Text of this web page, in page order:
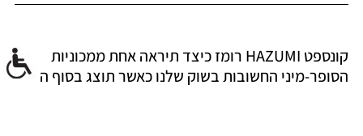
קונספט HAZUMI רומז כיצד תיראה אחת ממכוניות
הסופר-מיני החשובות בשוק שלנו כאשר תוצג בסוף השנה